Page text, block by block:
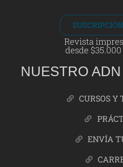
Revista
desde
NUESTRO
CURSOS Y
ENVÍA